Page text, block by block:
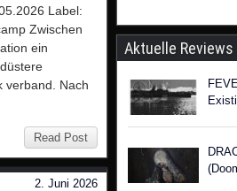
Label:
Zwischen
ein
verband. Nach
Read Post
2. Juni 2026
Aktuelle Reviews